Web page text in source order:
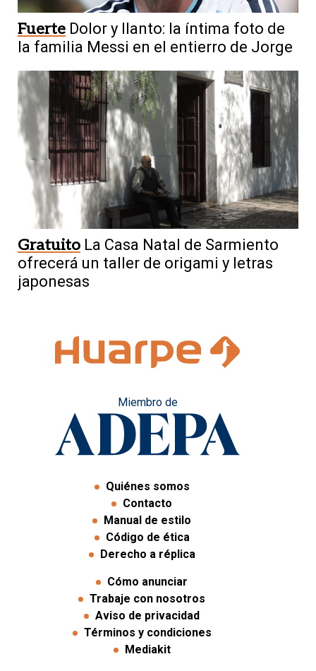
Fuerte Dolor y llanto: la íntima foto de
la familia Messi en el entierro de Jorge
Gratuito La Casa Natal de Sarmiento
ofrecerá un taller de origami y letras
japonesas
Miembro de
Quiénes somos
Contacto
Manual de estilo
Código de ética
Derecho a réplica
Cómo anunciar
Trabaje con nosotros
Aviso de privacidad
Términos y condiciones
Mediakit